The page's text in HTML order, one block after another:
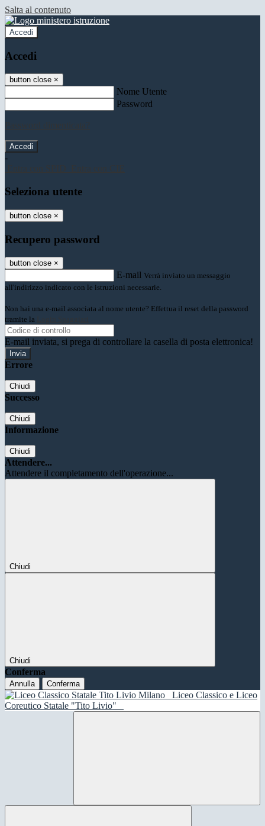
Salta al contenuto
Accedi
Accedi
button close ×
Nome Utente
Password
-
Seleziona utente
button close ×
Recupero password
button close ×
E-mail Verrà inviato un messaggio
all'indirizzo indicato con le istruzioni necessarie.
Non hai una e-mail associata al nome utente? Effettua il reset della password
tramite la
E-mail inviata, si prega di controllare la casella di posta elettronica!
Errore
Chiudi
Successo
Chiudi
Informazione
Chiudi
Attendere...
Attendere il completamento dell'operazione...
Chiudi
Chiudi
Conferma
Annulla Conferma
Liceo Classico e Liceo
Coreutico Statale "Tito Livio"